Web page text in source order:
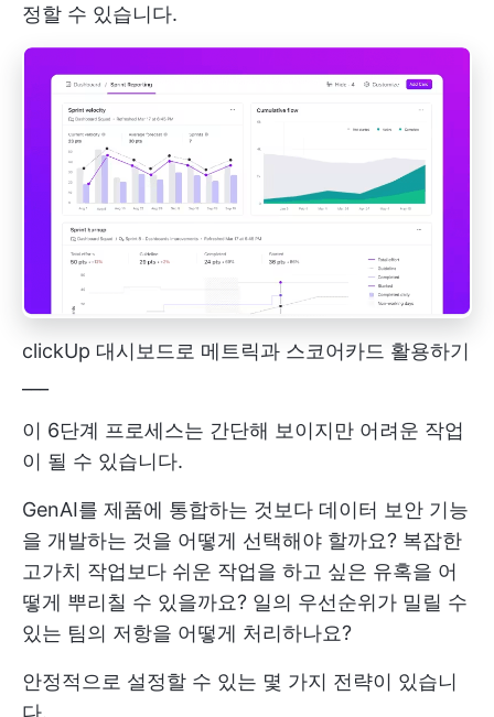
정할 수 있습니다.
clickUp 대시보드로 메트릭과 스코어카드 활용하기
이 6단계 프로세스는 간단해 보이지만 어려운 작업
이 될 수 있습니다.
GenAI를 제품에 통합하는 것보다 데이터 보안 기능
을 개발하는 것을 어떻게 선택해야 할까요? 복잡한
고가치 작업보다 쉬운 작업을 하고 싶은 유혹을 어
떻게 뿌리칠 수 있을까요? 일의 우선순위가 밀릴 수
있는 팀의 저항을 어떻게 처리하나요?
안정적으로 설정할 수 있는 몇 가지 전략이 있습니
다.